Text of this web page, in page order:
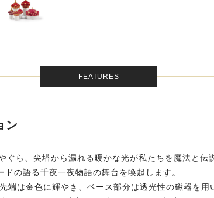
FEATURES
ン
ら、尖塔から漏れる暖かな光が私たちを魔法と伝
の語る千夜一夜物語の舞台を喚起します。
は金色に輝やき、ベース部分は透光性の磁器を用